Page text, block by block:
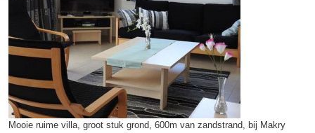
Mooie ruime villa, groot stuk grond, 600m van zandstrand, bij Makry